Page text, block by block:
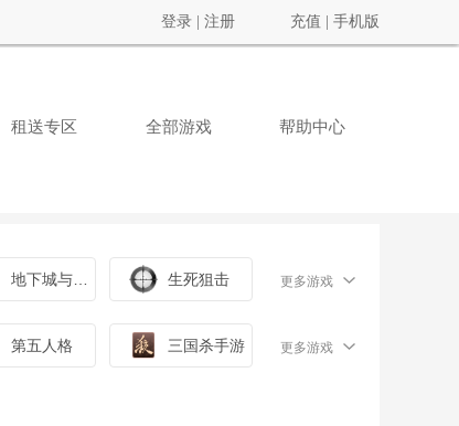
登录 注册 充值 手机版
租送专区 全部游戏 帮助中心
生死狙击 更多游戏
第五人格 三国杀手游 更多游戏